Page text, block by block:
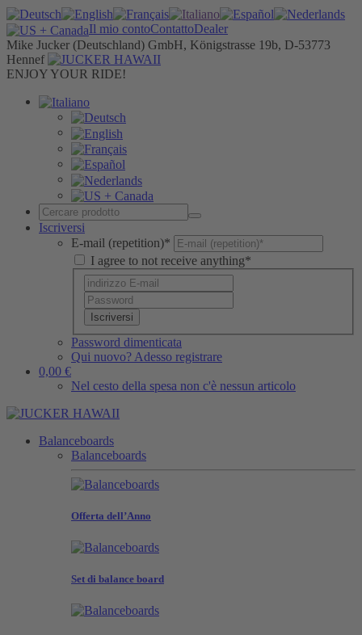
Il mio contoContattoDealer
Mike Jucker (Deutschland) GmbH, Königstrasse 19b, D-53773
Hennef
ENJOY YOUR RIDE!
Iscriversi
E-mail (repetition)*
I agree to not receive anything*
Iscriversi
Password dimenticata
Qui nuovo? Adesso registrare
0,00 €
Nel cesto della spesa non c'è nessun articolo
Balanceboards
Balanceboards
Offerta dell’Anno
Set di balance board